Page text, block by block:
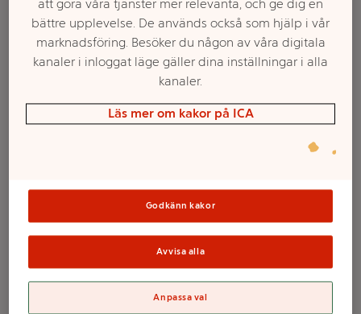
Té Melissa 20-p
Herbapol
Sortimentet kan variera mellan butikerna
att göra våra tjänster mer relevanta, och ge dig en
bättre upplevelse. De används också som hjälp i vår
marknadsföring. Besöker du någon av våra digitala
kanaler i inloggat läge gäller dina inställningar i alla
kanaler.
Läs mer om kakor på ICA
Godkänn kakor
Avvisa alla
Anpassa val